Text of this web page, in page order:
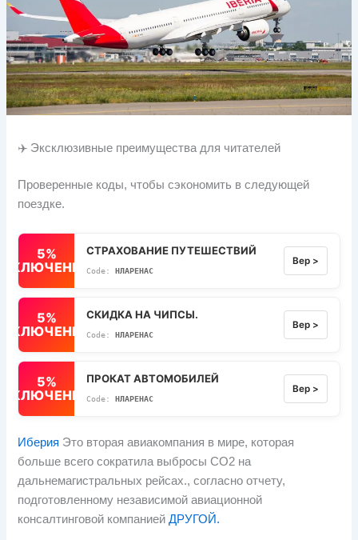
✈️ Эксклюзивные преимущества для читателей
Проверенные коды, чтобы сэкономить в следующей
поездке.
5%
СТРАХОВАНИЕ ПУТЕШЕСТВИЙ
НЛАРЕНАС
Вер >
5%
СКИДКА НА ЧИПСЫ.
НЛАРЕНАС
Вер >
5%
ПРОКАТ АВТОМОБИЛЕЙ
НЛАРЕНАС
Вер >
Иберия Это вторая авиакомпания в мире, которая
больше всего сократила выбросы CO2 на
дальнемагистральных рейсах., согласно отчету,
подготовленному независимой авиационной
консалтинговой компаниейДРУГОЙ.